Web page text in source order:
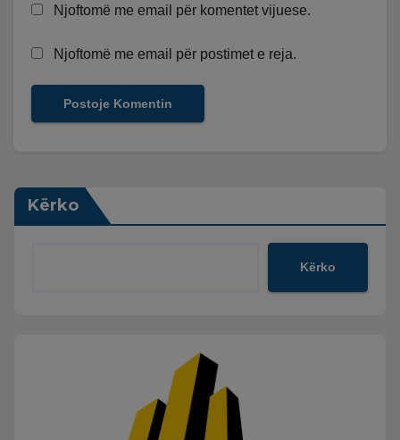
Njoftomë me email për komentet vijuese.
Njoftomë me email për postimet e reja.
Kërko
Kërko